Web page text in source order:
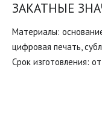
ЗАКАТНЫЕ
Материалы:
цифровая печать,
Срок изготовления: